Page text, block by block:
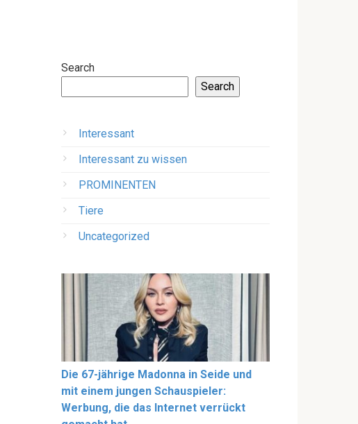
Search
Search
Interessant
Interessant zu wissen
PROMINENTEN
Tiere
Uncategorized
Die 67-jährige Madonna in Seide und
mit einem jungen Schauspieler:
Werbung, die das Internet verrückt